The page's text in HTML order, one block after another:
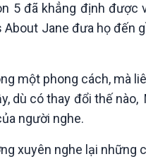
5 đã khẳng định
Jane đưa họ đến
một phong cách, mà
dù có thay đổi thế
người nghe.
xuyên nghe lại những